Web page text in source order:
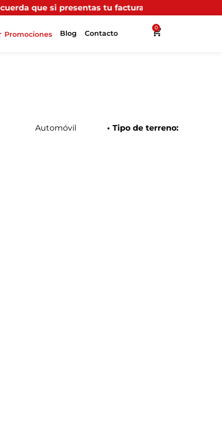
tu factura (física o digital) en uno de
Promociones Blog Contacto
0
Automóvil • Tipo de terreno: